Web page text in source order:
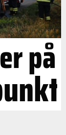
på